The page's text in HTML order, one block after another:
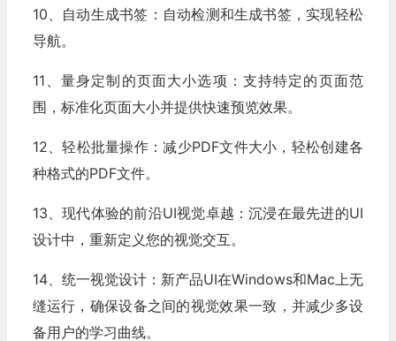
10、自动生成书签：自动检测和生成书签，实现轻松
导航。
11、量身定制的页面大小选项：支持特定的页面范
围，标准化页面大小并提供快速预览效果。
12、轻松批量操作：减少PDF文件大小，轻松创建各
种格式的PDF文件。
13、现代体验的前沿UI视觉卓越：沉浸在最先进的UI
设计中，重新定义您的视觉交互。
14、统一视觉设计：新产品UI在Windows和Mac上无
缝运行，确保设备之间的视觉效果一致，并减少多设
备用户的学习曲线。